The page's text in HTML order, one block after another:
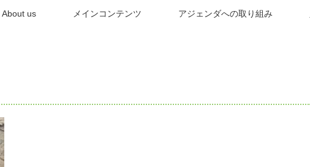
About us メインコンテンツ アジェンダへの取り組み